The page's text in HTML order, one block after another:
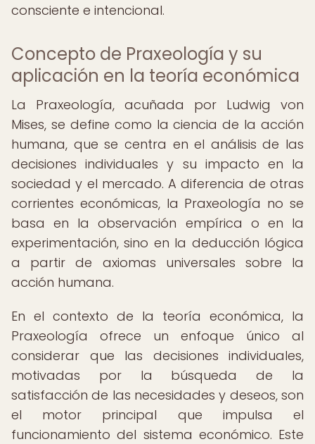
consciente e intencional.
Concepto de Praxeología y su
aplicación en la teoría económica
La Praxeología, acuñada por Ludwig von
Mises, se define como la ciencia de la acción
humana, que se centra en el análisis de las
decisiones individuales y su impacto en la
sociedad y el mercado. A diferencia de otras
corrientes económicas, la Praxeología no se
basa en la observación empírica o en la
experimentación, sino en la deducción lógica
a partir de axiomas universales sobre la
acción humana.
En el contexto de la teoría económica, la
Praxeología ofrece un enfoque único al
considerar que las decisiones individuales,
motivadas por la búsqueda de la
satisfacción de las necesidades y deseos, son
el motor principal que impulsa el
funcionamiento del sistema económico. Este